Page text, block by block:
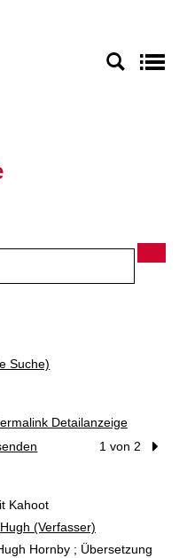
Suche)
Detailanzeige
1 von 2
Kahoot
diesem Verfasser
(Verfasser)
Hornby ; Übersetzung